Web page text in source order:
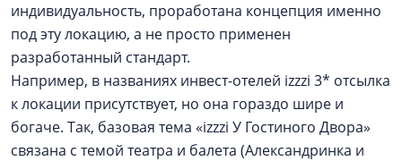
индивидуальность, проработана концепция именно
под эту локацию, а не просто применен
разработанный стандарт.
Например, в названиях инвест-отелей izzzi 3* отсылка
к локации присутствует, но она гораздо шире и
богаче. Так, базовая тема «izzzi У Гостиного Двора»
связана с темой театра и балета (Александринка и